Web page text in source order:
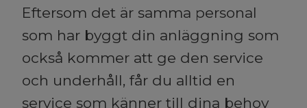
Eftersom det är samma personal
som har byggt din anläggning som
också kommer att ge den service
och underhåll, får du alltid en
service som känner till dina behov